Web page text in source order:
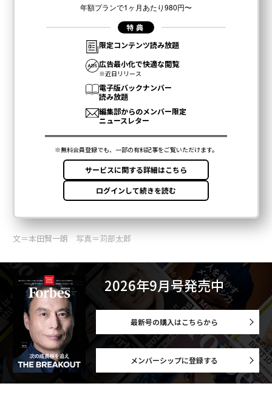
文＝本田賢一朗 写真＝苅部太郎
2026年9月号発売中
最新号の購入はこちらから
メンバーシップに登録する